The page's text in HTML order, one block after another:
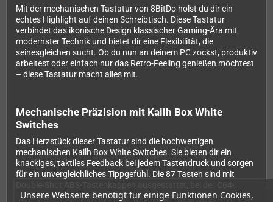
Unsere Webseite benötigt für einige Funktionen Cookies,
Mit der mechanischen Tastatur von 8BitDo holst du dir ein
echtes Highlight auf deinen Schreibtisch. Diese Tastatur
verbindet das ikonische Design klassischer Gaming-Ära mit
modernster Technik und bietet dir eine Flexibilität, die
seinesgleichen sucht. Ob du nun an deinem PC zockst, produktiv
arbeitest oder einfach nur das Retro-Feeling genießen möchtest
– diese Tastatur macht alles mit.
Mechanische Präzision mit Kailh Box White
Switches
Das Herzstück dieser Tastatur sind die hochwertigen
mechanischen Kailh Box White Switches. Sie bieten dir ein
knackiges, taktiles Feedback bei jedem Tastendruck und sorgen
für ein unvergleichliches Tippgefühl. Die 87 Tasten sind mit
Variante sogar im authentischen SA-Profil, wie du es vom